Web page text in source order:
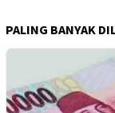
PALING BANYAK